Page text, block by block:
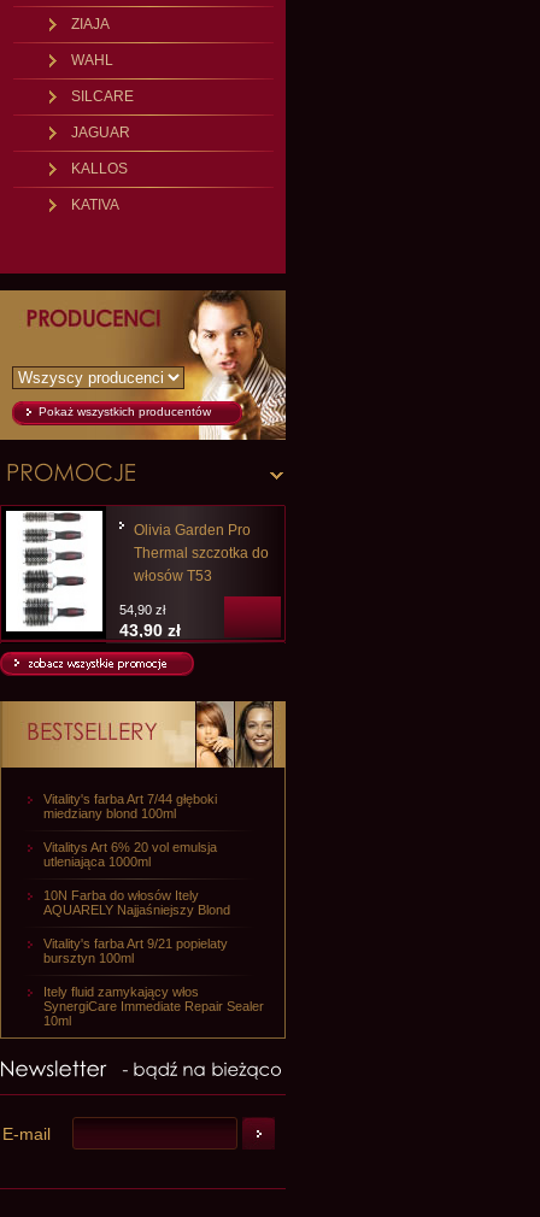
ZIAJA
WAHL
SILCARE
JAGUAR
KALLOS
KATIVA
Pokaż wszystkich producentów
Olivia Garden Pro
Thermal szczotka do
włosów T53
54,90 zł
43,90 zł
Vitality's farba Art 7/44 głęboki
miedziany blond 100ml
Vitalitys Art 6% 20 vol emulsja
utleniająca 1000ml
10N Farba do włosów Itely
AQUARELY Najjaśniejszy Blond
Vitality's farba Art 9/21 popielaty
bursztyn 100ml
Itely fluid zamykający włos
SynergiCare Immediate Repair Sealer
10ml
E-mail